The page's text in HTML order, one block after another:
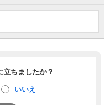
立ちましたか？
いいえ